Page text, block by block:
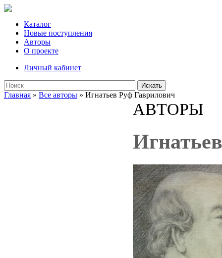
Каталог
Новые поступления
Авторы
О проекте
Личный кабинет
Искать
Главная » Все авторы » Игнатьев Руф Гаврилович
АВТОРЫ